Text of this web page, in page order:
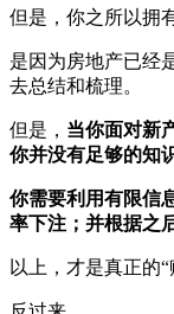
但是，你之所以拥
是因为房地产已经
去总结和梳理。
但是， 当你面对新
你并没有足够的知
你需要利用有限信
率下注；并根据之
以上，才是真正的“